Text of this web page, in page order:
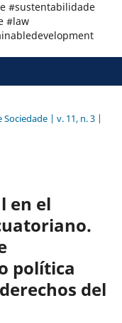
#sustentabilidade
#law
| v. 11, n. 3 |
en el
política
del